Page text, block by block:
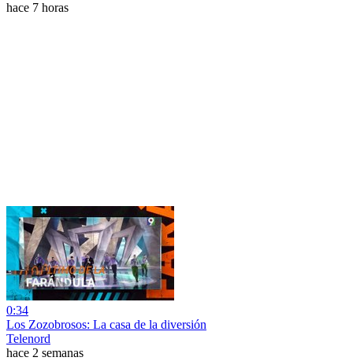
hace 7 horas
0:34
Los Zozobrosos: La casa de la diversión
Telenord
hace 2 semanas